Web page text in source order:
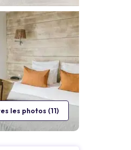
les photos (11)